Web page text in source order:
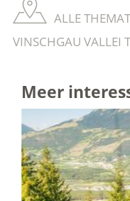
ALLE
VINSCHGAU VALLEI
Meer